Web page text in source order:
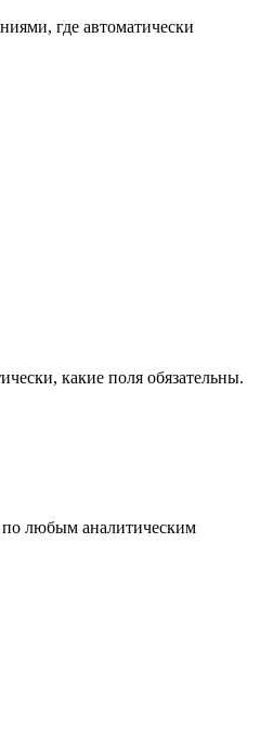
где автоматически
какие поля обязательны.
по любым аналитическим